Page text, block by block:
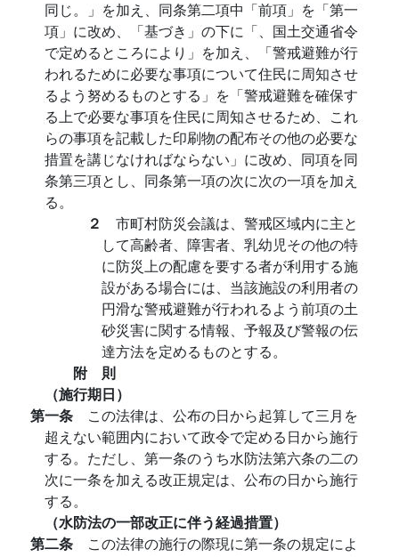
同じ。」を加え、同条第二項中「前項」を「第一
項」に改め、「基づき」の下に「、国土交通省令
で定めるところにより」を加え、「警戒避難が行
われるために必要な事項について住民に周知させ
るよう努めるものとする」を「警戒避難を確保す
る上で必要な事項を住民に周知させるため、これ
らの事項を記載した印刷物の配布その他の必要な
措置を講じなければならない」に改め、同項を同
条第三項とし、同条第一項の次に次の一項を加え
る。
２ 市町村防災会議は、警戒区域内に主と
して高齢者、障害者、乳幼児その他の特
に防災上の配慮を要する者が利用する施
設がある場合には、当該施設の利用者の
円滑な警戒避難が行われるよう前項の土
砂災害に関する情報、予報及び警報の伝
達方法を定めるものとする。
附 則
（施行期日）
第一条 この法律は、公布の日から起算して三月を
超えない範囲内において政令で定める日から施行
する。ただし、第一条のうち水防法第六条の二の
次に一条を加える改正規定は、公布の日から施行
する。
（水防法の一部改正に伴う経過措置）
第二条 この法律の施行の際現に第一条の規定によ